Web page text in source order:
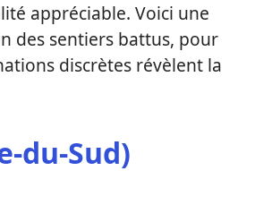
appréciable. Voici une
des sentiers battus, pour
discrètes révèlent la
du-Sud)